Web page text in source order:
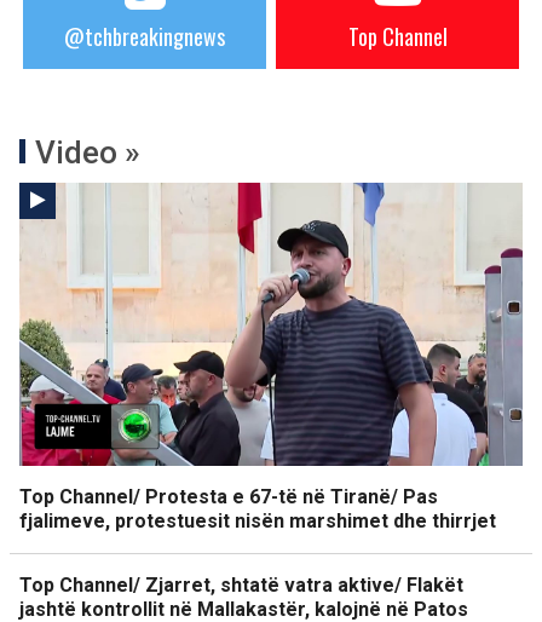
@tchbreakingnews Top Channel
Video »
Top Channel/ Protesta e 67-të në Tiranë/ Pas
fjalimeve, protestuesit nisën marshimet dhe thirrjet
Top Channel/ Zjarret, shtatë vatra aktive/ Flakët
jashtë kontrollit në Mallakastër, kalojnë në Patos